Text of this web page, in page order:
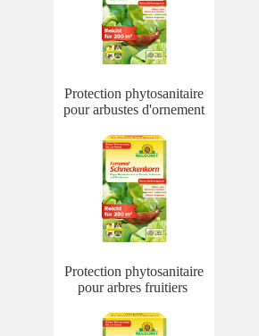
Protection phytosanitaire
pour arbustes d'ornement
Protection phytosanitaire
pour arbres fruitiers